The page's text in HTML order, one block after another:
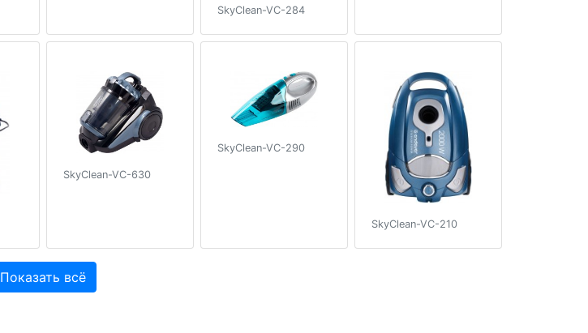
SkyClean-VC-284
SkyClean-VC-630
SkyClean-VC-290
SkyClean-VC-210
Показать всё